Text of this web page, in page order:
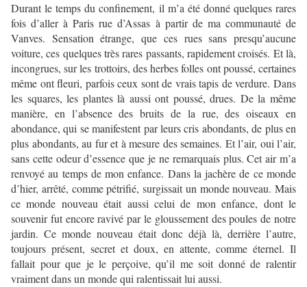
Durant le temps du confinement, il m’a été donné quelques rares
fois d’aller à Paris rue d’Assas à partir de ma communauté de
Vanves. Sensation étrange, que ces rues sans presqu’aucune
voiture, ces quelques très rares passants, rapidement croisés. Et là,
incongrues, sur les trottoirs, des herbes folles ont poussé, certaines
même ont fleuri, parfois ceux sont de vrais tapis de verdure. Dans
les squares, les plantes là aussi ont poussé, drues. De la même
manière, en l’absence des bruits de la rue, des oiseaux en
abondance, qui se manifestent par leurs cris abondants, de plus en
plus abondants, au fur et à mesure des semaines. Et l’air, oui l’air,
sans cette odeur d’essence que je ne remarquais plus. Cet air m’a
renvoyé au temps de mon enfance. Dans la jachère de ce monde
d’hier, arrêté, comme pétrifié, surgissait un monde nouveau. Mais
ce monde nouveau était aussi celui de mon enfance, dont le
souvenir fut encore ravivé par le gloussement des poules de notre
jardin. Ce monde nouveau était donc déjà là, derrière l’autre,
toujours présent, secret et doux, en attente, comme éternel. Il
fallait pour que je le perçoive, qu’il me soit donné de ralentir
vraiment dans un monde qui ralentissait lui aussi.